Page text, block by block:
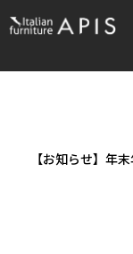
【お知らせ】年